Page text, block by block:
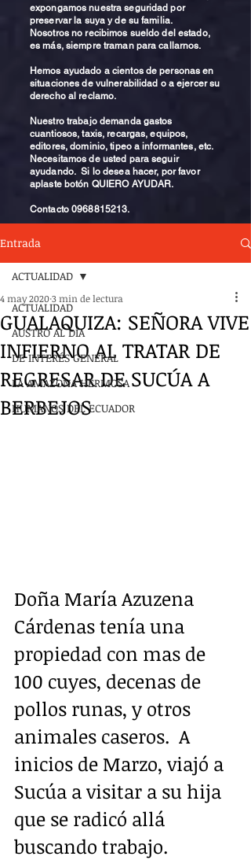
expongamos nuestra seguridad por
preservar la suya y de su familia.
Nosotros no recibimos sueldo del estado,
es más, siempre traman para callarnos.
Hemos ayudado a cientos de personas en
situaciones de vulnerabilidad o a ejercer su
derecho al reclamo.
Nuestro trabajo demanda gastos
cuantiosos, taxis, recargas, equipos,
editores, dominio, tipeo a informantes, etc.
Necesitamos de usted para seguir
ayudando. Si lo desea hacer, por favor
aplaste botón QUIERO AYUDAR.
Contacto0968815213.
Entrada
ACTUALIDAD
AUSTRO AL DÍA
DE INTERÉS GENERAL
LA AMAZONA HERMOSA
HUMANOS DEL ECUADOR
ACTUALIDAD
GUALAQUIZA: SEÑORA VIVE
INFIERNO AL TRATAR DE
REGRESAR DE SUCÚA A
BERBEJOS
4 may 20203 min de lectura
Doña María Azuzena
Cárdenas tenía una
propiedad con mas de
100 cuyes, decenas de
pollos runas, y otros
animales caseros.  A
inicios de Marzo, viajó a
Sucúa a visitar a su hija
que se radicó allá
buscando trabajo.